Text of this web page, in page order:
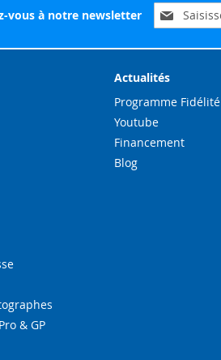
vous à notre newsletter
Inscription
à
d’information
& GP
Actualités
Programme Fidélité
Youtube
Financement
Blog